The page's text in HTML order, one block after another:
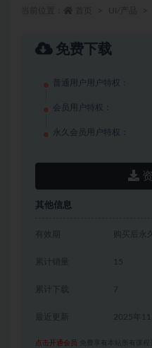
免费下载
普通用户用户特权：
会员用户特权：
永久会员用户特权：
其他信息
有效期 购买后永
累计销量 15
累计下载 7
2025年11
点击开通会员 免费享有本站所有课程